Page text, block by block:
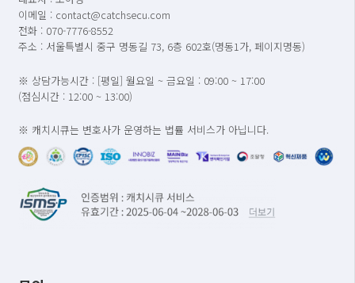
이메일 : contact@catchsecu.com
전화 : 070-7776-8552
주소 : 서울특별시 중구 명동길 73, 6층 602호(명동1가, 페이지명동)
※ 상담가능시간 : [평일] 월요일 ~ 금요일 : 09:00 ~ 17:00
(점심시간 : 12:00 ~ 13:00)
※ 캐치시큐는 변호사가 운영하는 법률 서비스가 아닙니다.